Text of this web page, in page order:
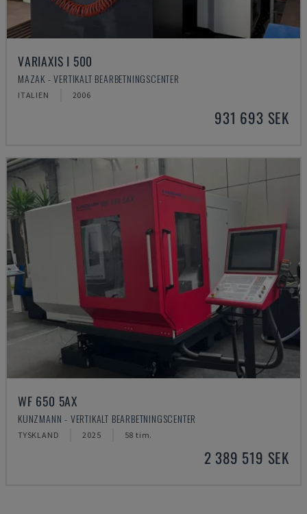
VARIAXIS I 500
MAZAK - VERTIKALT BEARBETNINGSCENTER
ITALIEN 2006
931 693 SEK
WF 650 5AX
KUNZMANN - VERTIKALT BEARBETNINGSCENTER
TYSKLAND 2025 58 tim.
2 389 519 SEK